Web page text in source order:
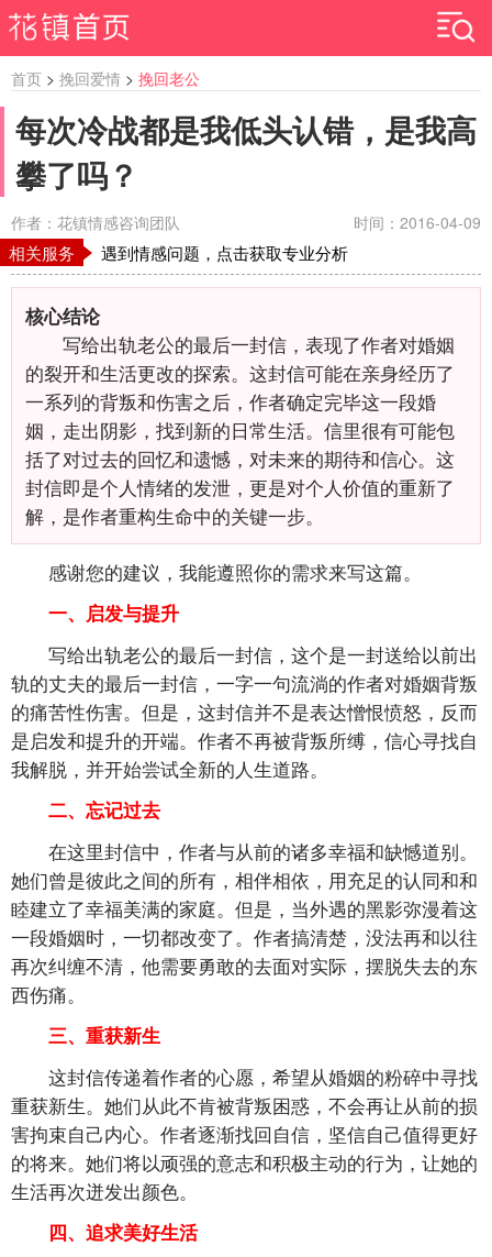
首页 > 挽回爱情 > 挽回老公
每次冷战都是我低头认错，是我高
攀了吗？
作者：花镇情感咨询团队 时间：2016-04-09
相关服务 遇到情感问题，点击获取专业分析
核心结论
写给出轨老公的最后一封信，表现了作者对婚姻
的裂开和生活更改的探索。这封信可能在亲身经历了
一系列的背叛和伤害之后，作者确定完毕这一段婚
姻，走出阴影，找到新的日常生活。信里很有可能包
括了对过去的回忆和遗憾，对未来的期待和信心。这
封信即是个人情绪的发泄，更是对个人价值的重新了
解，是作者重构生命中的关键一步。
感谢您的建议，我能遵照你的需求来写这篇。
一、启发与提升
写给出轨老公的最后一封信，这个是一封送给以前出
轨的丈夫的最后一封信，一字一句流淌的作者对婚姻背叛
的痛苦性伤害。但是，这封信并不是表达憎恨愤怒，反而
是启发和提升的开端。作者不再被背叛所缚，信心寻找自
我解脱，并开始尝试全新的人生道路。
二、忘记过去
在这里封信中，作者与从前的诸多幸福和缺憾道别。
她们曾是彼此之间的所有，相伴相依，用充足的认同和和
睦建立了幸福美满的家庭。但是，当外遇的黑影弥漫着这
一段婚姻时，一切都改变了。作者搞清楚，没法再和以往
再次纠缠不清，他需要勇敢的去面对实际，摆脱失去的东
西伤痛。
三、重获新生
这封信传递着作者的心愿，希望从婚姻的粉碎中寻找
重获新生。她们从此不肯被背叛困惑，不会再让从前的损
害拘束自己内心。作者逐渐找回自信，坚信自己值得更好
的将来。她们将以顽强的意志和积极主动的行为，让她的
生活再次迸发出颜色。
四、追求美好生活